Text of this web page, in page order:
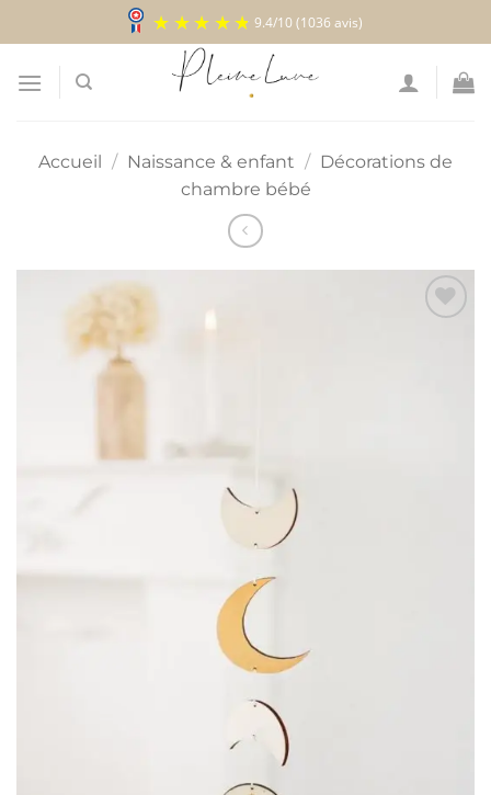
au
contenu
9.4/10(1036 avis)
Accueil / Naissance & enfant / Décorations de
chambre bébé